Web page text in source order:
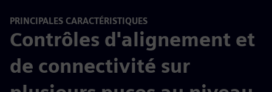
PRINCIPALES CARACTÉRISTIQUES
Contrôles d'alignement et
de connectivité sur